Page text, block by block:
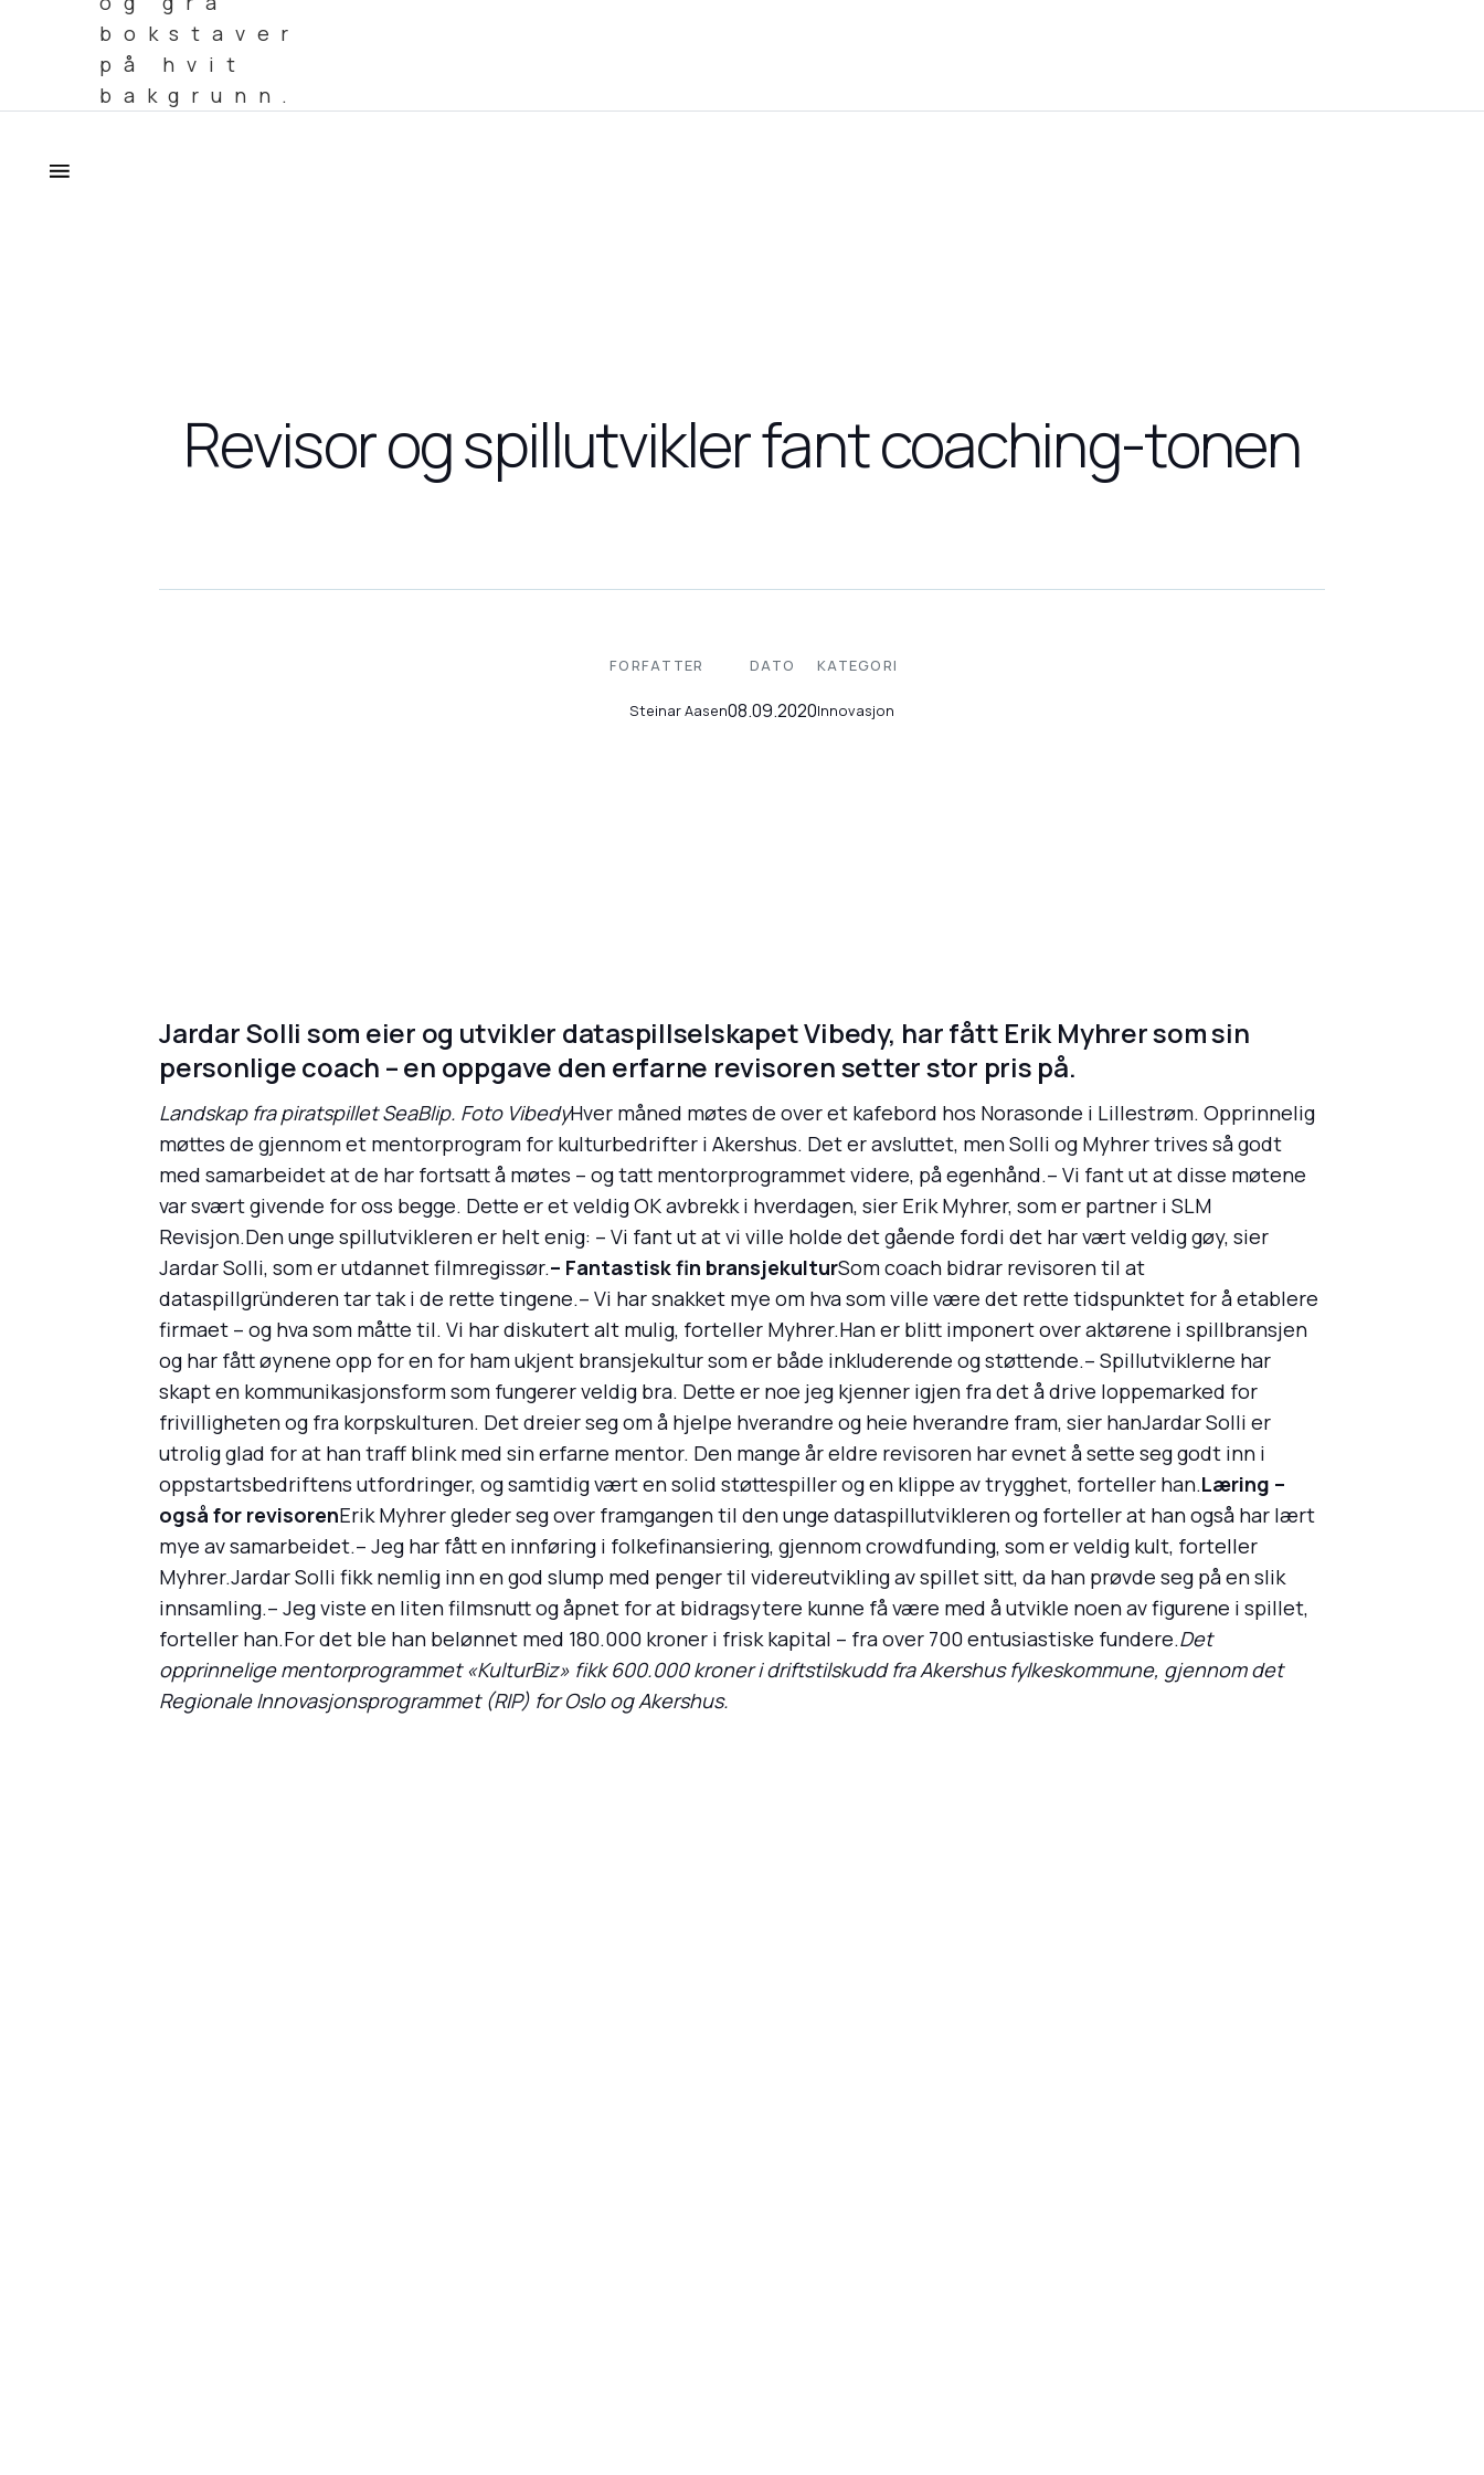
Revisor og spillutvikler fant coaching-tonen
FORFATTER
Steinar Aasen
DATO
08.09.2020
KATEGORI
Innovasjon
Jardar Solli som eier og utvikler dataspillselskapet Vibedy, har fått Erik Myhrer som sin
personlige coach – en oppgave den erfarne revisoren setter stor pris på.
Landskap fra piratspillet SeaBlip. Foto VibedyHver måned møtes de over et kafebord hos Norasonde i Lillestrøm. Opprinnelig
møttes de gjennom et mentorprogram for kulturbedrifter i Akershus. Det er avsluttet, men Solli og Myhrer trives så godt
med samarbeidet at de har fortsatt å møtes – og tatt mentorprogrammet videre, på egenhånd.– Vi fant ut at disse møtene
var svært givende for oss begge. Dette er et veldig OK avbrekk i hverdagen, sier Erik Myhrer, som er partner i SLM
Revisjon.Den unge spillutvikleren er helt enig: – Vi fant ut at vi ville holde det gående fordi det har vært veldig gøy, sier
Jardar Solli, som er utdannet filmregissør.– Fantastisk fin bransjekulturSom coach bidrar revisoren til at
dataspillgründeren tar tak i de rette tingene.– Vi har snakket mye om hva som ville være det rette tidspunktet for å etablere
firmaet – og hva som måtte til. Vi har diskutert alt mulig, forteller Myhrer.Han er blitt imponert over aktørene i spillbransjen
og har fått øynene opp for en for ham ukjent bransjekultur som er både inkluderende og støttende.– Spillutviklerne har
skapt en kommunikasjonsform som fungerer veldig bra. Dette er noe jeg kjenner igjen fra det å drive loppemarked for
frivilligheten og fra korpskulturen. Det dreier seg om å hjelpe hverandre og heie hverandre fram, sier hanJardar Solli er
utrolig glad for at han traff blink med sin erfarne mentor. Den mange år eldre revisoren har evnet å sette seg godt inn i
oppstartsbedriftens utfordringer, og samtidig vært en solid støttespiller og en klippe av trygghet, forteller han.Læring –
også for revisorenErik Myhrer gleder seg over framgangen til den unge dataspillutvikleren og forteller at han også har lært
mye av samarbeidet.– Jeg har fått en innføring i folkefinansiering, gjennom crowdfunding, som er veldig kult, forteller
Myhrer.Jardar Solli fikk nemlig inn en god slump med penger til videreutvikling av spillet sitt, da han prøvde seg på en slik
innsamling.– Jeg viste en liten filmsnutt og åpnet for at bidragsytere kunne få være med å utvikle noen av figurene i spillet,
forteller han.For det ble han belønnet med 180.000 kroner i frisk kapital – fra over 700 entusiastiske fundere.Det
opprinnelige mentorprogrammet «KulturBiz» fikk 600.000 kroner i driftstilskudd fra Akershus fylkeskommune, gjennom det
Regionale Innovasjonsprogrammet (RIP) for Oslo og Akershus.